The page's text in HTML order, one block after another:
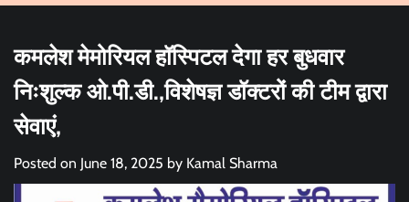
कमलेश मेमोरियल हॉस्पिटल देगा हर बुधवार
निःशुल्क ओ.पी.डी.,विशेषज्ञ डॉक्टरों की टीम द्वारा
सेवाएं,
Posted on June 18, 2025 by Kamal Sharma